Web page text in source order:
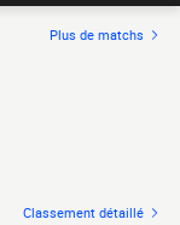
Plus de matchs
Classement détaillé